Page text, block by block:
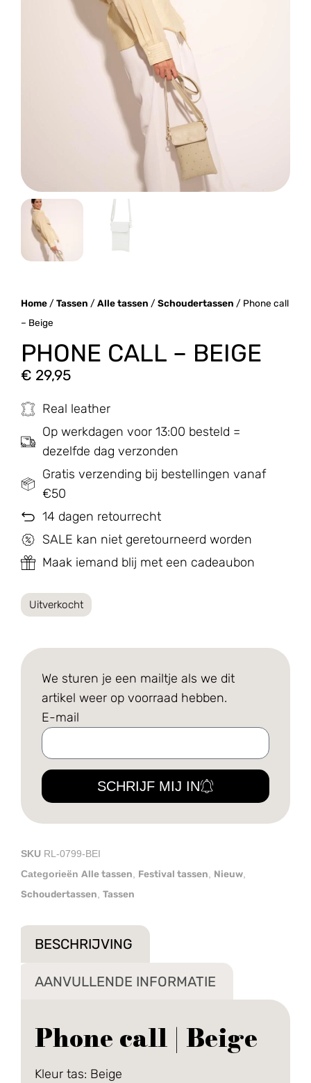
Home / Tassen / Alle tassen / Schoudertassen / Phone call
– Beige
PHONE CALL – BEIGE
€ 29,95
Real leather
Op werkdagen voor 13:00 besteld =
dezelfde dag verzonden
Gratis verzending bij bestellingen vanaf
€50
14 dagen retourrecht
SALE kan niet geretourneerd worden
Maak iemand blij met een cadeaubon
Uitverkocht
We sturen je een mailtje als we dit
artikel weer op voorraad hebben.
E-mail
SCHRIJF MIJ IN
SKU RL-0799-BEI
Categorieën Alle tassen Festival tassen Nieuw
Schoudertassen Tassen
BESCHRIJVING
AANVULLENDE INFORMATIE
Phone call | Beige
Kleur tas: Beige